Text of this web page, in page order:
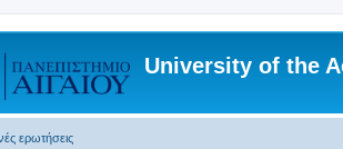
University of the
ερωτήσεις